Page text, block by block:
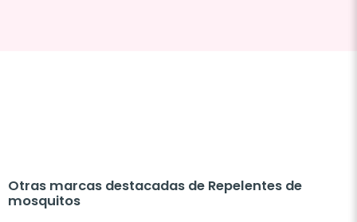
Otras marcas destacadas de Repelentes de
mosquitos